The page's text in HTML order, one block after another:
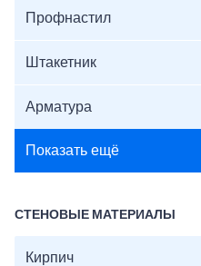
Профнастил
Штакетник
Арматура
Показать ещё
СТЕНОВЫЕ МАТЕРИАЛЫ
Кирпич